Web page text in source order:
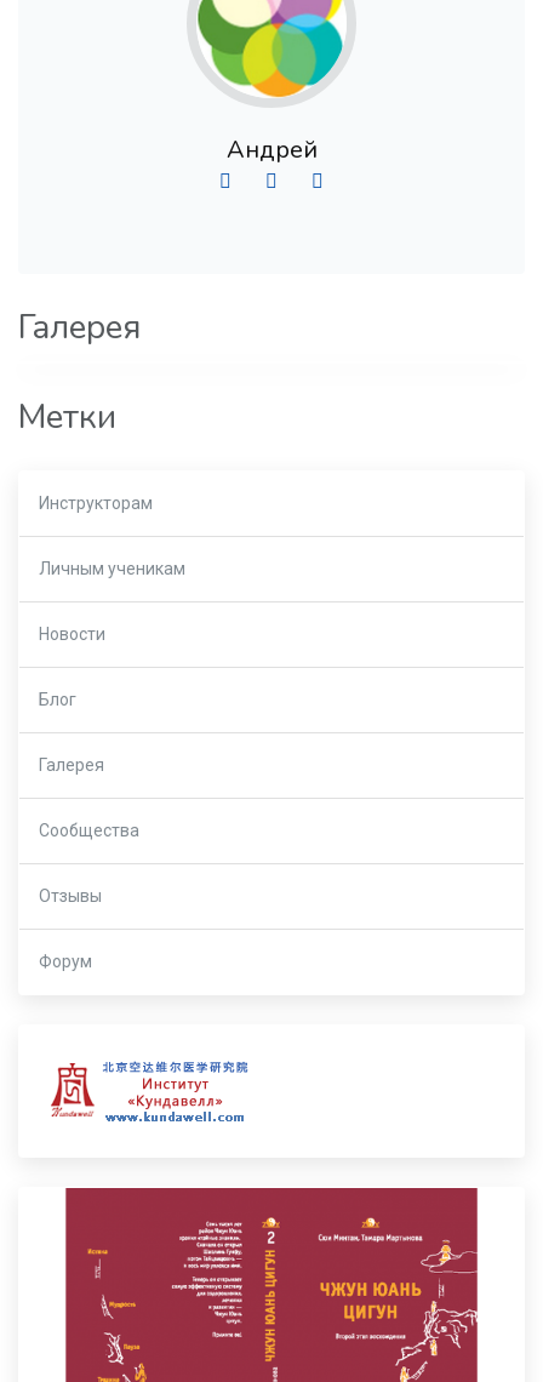
Андрей
Галерея
Метки
Инструкторам
Личным ученикам
Новости
Блог
Галерея
Сообщества
Отзывы
Форум